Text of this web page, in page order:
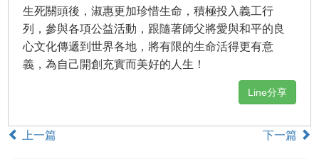
生死關頭後，淑惠更加珍惜生命，積極投入義工行
列，參與各項公益活動，跟隨著師父將愛與和平的良
心文化傳遞到世界各地，將有限的生命活得更有意
義，為自己開創充實而美好的人生！
Line分享
上一篇 下一篇